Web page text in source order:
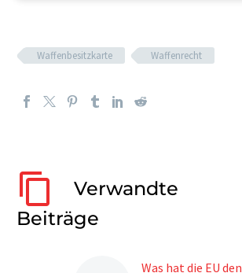
Waffenbesitzkarte Waffenrecht
Verwandte
Beiträge
Was hat die EU den